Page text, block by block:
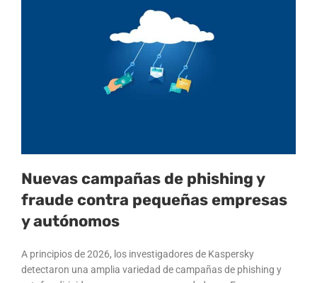
Nuevas campañas de phishing y
fraude contra pequeñas empresas
y autónomos
A principios de 2026, los investigadores de Kaspersky
detectaron una amplia variedad de campañas de phishing y